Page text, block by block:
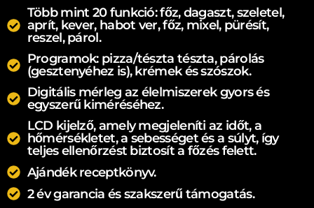
Több mint 20 funkció: főz, dagaszt, szeletel,
aprít, kever, habot ver, főz, mixel, pürésít,
reszel, párol.
Programok: pizza/tészta tészta, párolás
(gesztenyéhez is), krémek és szószok.
Digitális mérleg az élelmiszerek gyors és
egyszerű kiméréséhez.
LCD kijelző, amely megjeleníti az időt, a
hőmérsékletet, a sebességet és a súlyt, így
teljes ellenőrzést biztosít a főzés felett.
Ajándék receptkönyv.
2 év garancia és szakszerű támogatás.